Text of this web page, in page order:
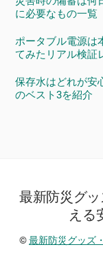
に必要なもの一覧
ポータブル電源は
てみたリアル検証
保存水はどれが安
のベスト3を紹介
最新防災グ
える
©最新防災グッズ